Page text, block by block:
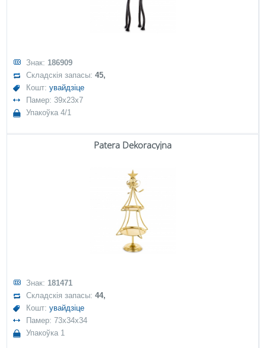
Знак: 186909
Складскія запасы:45,
Кошт:увайдзіце
Памер: 39x23x7
Упакоўка 4/1
Patera Dekoracyjna
Знак: 181471
Складскія запасы:44,
Кошт:увайдзіце
Памер: 73x34x34
Упакоўка 1